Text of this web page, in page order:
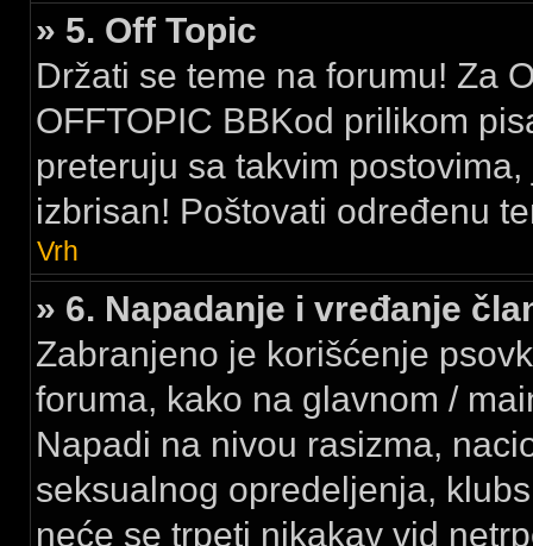
» 5. Off Topic
Držati se teme na forumu! Za
OFFTOPIC BBKod prilikom
preteruju sa takvim
izbrisan! Poštovati određenu
Vrh
» 6. Napadanje i vređanje
Zabranjeno je korišćenje
foruma, kako na glavnom /
Napadi na nivou rasizma,
seksualnog opredeljenja,
neće se trpeti nikakav vid